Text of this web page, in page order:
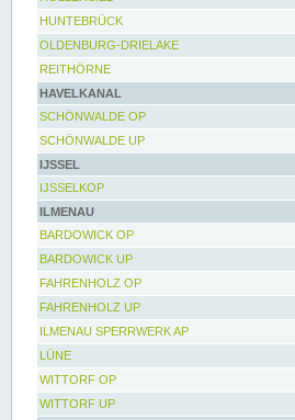
HUNTEBRÜCK
OLDENBURG-DRIELAKE
REITHÖRNE
HAVELKANAL
SCHÖNWALDE OP
SCHÖNWALDE UP
IJSSEL
IJSSELKOP
ILMENAU
BARDOWICK OP
BARDOWICK UP
FAHRENHOLZ OP
FAHRENHOLZ UP
ILMENAU SPERRWERK AP
LÜNE
WITTORF OP
WITTORF UP